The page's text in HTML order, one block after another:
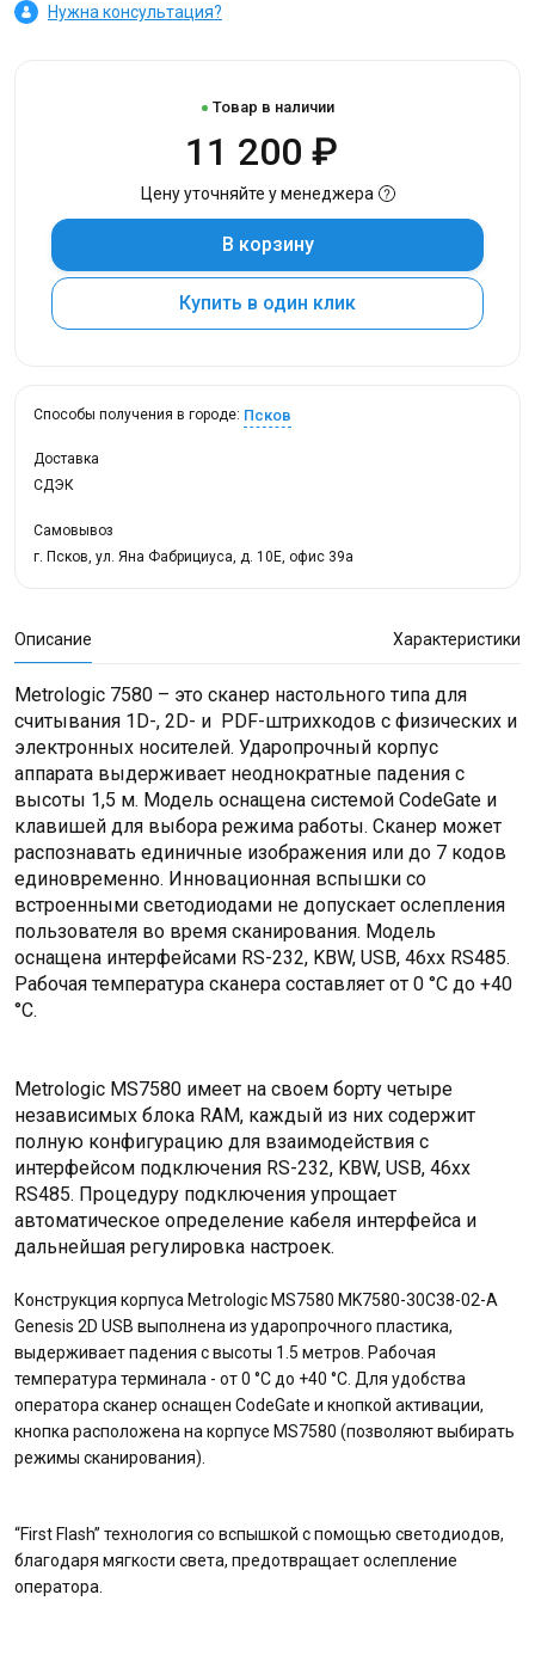
Нужна консультация?
Товар в наличии
11 200 ₽
Цену уточняйте у менеджера
В корзину
Купить в один клик
Способы получения в городе: Псков
Доставка
СДЭК
Самовывоз
г. Псков, ул. Яна Фабрициуса, д. 10Е, офис 39а
Описание Характеристики
Metrologic 7580 – это сканер настольного типа для
считывания 1D-, 2D- и PDF-штрихкодов с физических и
электронных носителей. Ударопрочный корпус
аппарата выдерживает неоднократные падения с
высоты 1,5 м. Модель оснащена системой CodeGate и
клавишей для выбора режима работы. Сканер может
распознавать единичные изображения или до 7 кодов
единовременно. Инновационная вспышки со
встроенными светодиодами не допускает ослепления
пользователя во время сканирования. Модель
оснащена интерфейсами RS-232, KBW, USB, 46xx RS485.
Рабочая температура сканера составляет от 0 °C до +40
°C.
Metrologic MS7580 имеет на своем борту четыре
независимых блока RAM, каждый из них содержит
полную конфигурацию для взаимодействия с
интерфейсом подключения RS-232, KBW, USB, 46xx
RS485. Процедуру подключения упрощает
автоматическое определение кабеля интерфейса и
дальнейшая регулировка настроек.
Конструкция корпуса Metrologic MS7580 MK7580-30C38-02-A
Genesis 2D USB выполнена из ударопрочного пластика,
выдерживает падения с высоты 1.5 метров. Рабочая
температура терминала - от 0 °C до +40 °C. Для удобства
оператора сканер оснащен CodeGate и кнопкой активации,
кнопка расположена на корпусе MS7580 (позволяют выбирать
режимы сканирования).
“First Flash” технология со вспышкой с помощью светодиодов,
благодаря мягкости света, предотвращает ослепление
оператора.